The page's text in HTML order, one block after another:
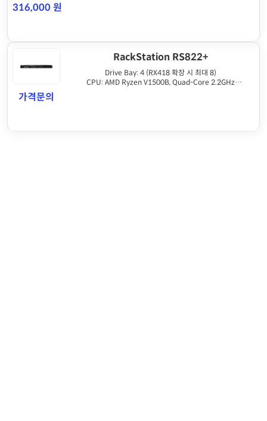
316,000 원
RackStation RS822+
Drive Bay: 4 (RX418 확장 시 최대 8)
CPU: AMD Ryzen V1500B, Quad-Core 2.2GHz
가격문의